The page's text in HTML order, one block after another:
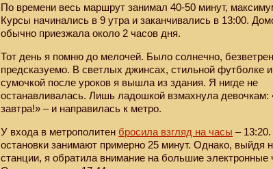
По времени весь маршрут занимал 40-50 минут,
Курсы начинались в 9 утра и заканчивались в 13:00.
обычно приезжала около 2 часов дня.
Тот день я помню до мелочей. Было солнечно,
предсказуемо. В светлых джинсах, стильной футболке и
сумочкой после уроков я вышла из здания. Я нигде не
останавливалась. Лишь ладошкой взмахнула девочкам:
завтра!» – и направилась к метро.
У входа в метрополитен бросила взгляд на часы –
остановки занимают примерно 25 минут. Однако, выйдя
станции, я обратила внимание на большие электронные